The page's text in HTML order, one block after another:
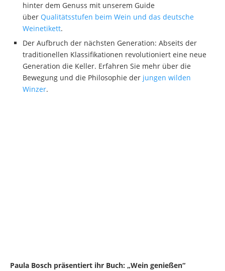
hinter dem Genuss mit unserem Guide
über Qualitätsstufen beim Wein und das deutsche
Weinetikett.
Der Aufbruch der nächsten Generation: Abseits der
traditionellen Klassifikationen revolutioniert eine neue
Generation die Keller. Erfahren Sie mehr über die
Bewegung und die Philosophie der jungen wilden
Winzer.
Paula Bosch präsentiert ihr Buch: „Wein genießen“